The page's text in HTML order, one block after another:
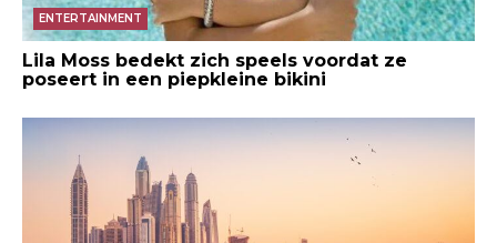
ENTERTAINMENT
Lila Moss bedekt zich speels voordat ze
poseert in een piepkleine bikini